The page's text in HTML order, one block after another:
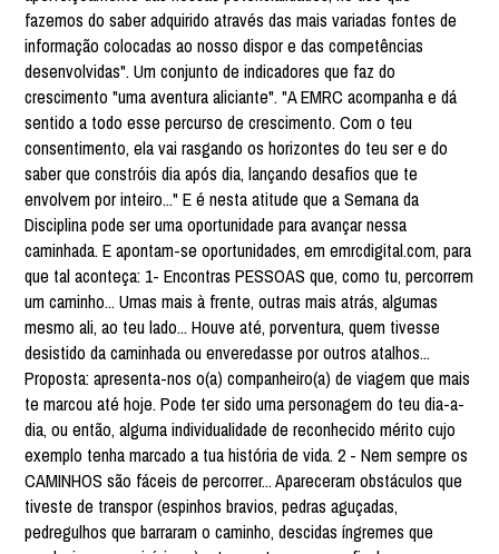
fazemos do saber adquirido através das mais variadas fontes de
informação colocadas ao nosso dispor e das competências
desenvolvidas". Um conjunto de indicadores que faz do
crescimento "uma aventura aliciante". "A EMRC acompanha e dá
sentido a todo esse percurso de crescimento. Com o teu
consentimento, ela vai rasgando os horizontes do teu ser e do
saber que constróis dia após dia, lançando desafios que te
envolvem por inteiro..." E é nesta atitude que a Semana da
Disciplina pode ser uma oportunidade para avançar nessa
caminhada. E apontam-se oportunidades, em emrcdigital.com, para
que tal aconteça: 1- Encontras PESSOAS que, como tu, percorrem
um caminho... Umas mais à frente, outras mais atrás, algumas
mesmo ali, ao teu lado... Houve até, porventura, quem tivesse
desistido da caminhada ou enveredasse por outros atalhos...
Proposta: apresenta-nos o(a) companheiro(a) de viagem que mais
te marcou até hoje. Pode ter sido uma personagem do teu dia-a-
dia, ou então, alguma individualidade de reconhecido mérito cujo
exemplo tenha marcado a tua história de vida. 2 - Nem sempre os
CAMINHOS são fáceis de percorrer... Apareceram obstáculos que
tiveste de transpor (espinhos bravios, pedras aguçadas,
pedregulhos que barraram o caminho, descidas íngremes que